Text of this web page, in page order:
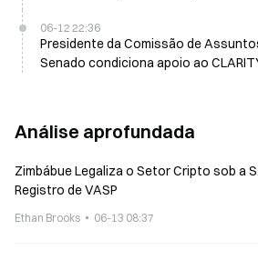
06-12 22:36
Presidente da Comissão de
Senado condiciona apoio ao
Análise aprofundada
Zimbábue Legaliza o Setor Cripto sob a
Registro de VASP
Ethan Brooks 06-13 08:37